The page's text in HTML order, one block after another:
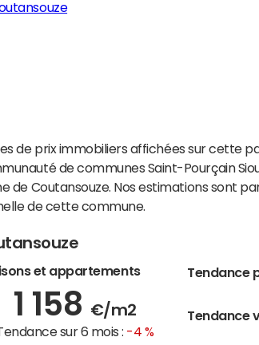
de prix immobiliers affichées sur cette
de communes Saint-Pourçain
de Coutansouze. Nos estimations sont
de cette commune.
et appartements
1 158 €/m2
sur 6 mois : -4 %
Tendance
Tendance